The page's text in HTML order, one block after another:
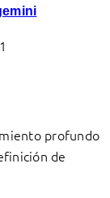
profundo
de